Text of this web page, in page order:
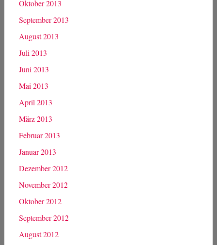
Oktober 2013
September 2013
August 2013
Juli 2013
Juni 2013
Mai 2013
April 2013
März 2013
Februar 2013
Januar 2013
Dezember 2012
November 2012
Oktober 2012
September 2012
August 2012